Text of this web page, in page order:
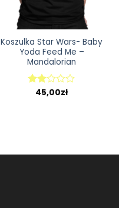
Koszulka Star Wars- Baby
Yoda Feed Me –
Mandalorian
Oceniono
45,00zł